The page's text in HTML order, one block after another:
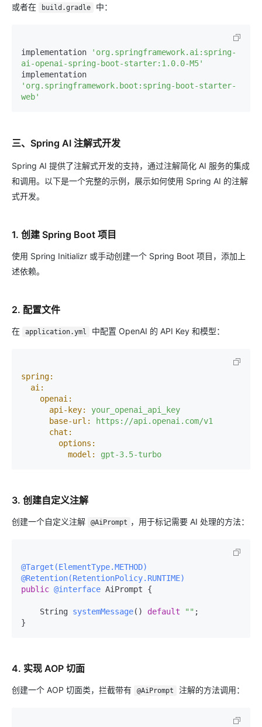
或者在 build.gradle 中：
implementation
'org.springframework.ai:spring-
ai-openai-spring-boot-starter:1.0.0-M5'
'org.springframework.boot:spring-boot-starter-
web'
三、Spring AI 注解式开发
Spring AI 提供了注解式开发的支持，通过注解简化 AI 服务的集成
和调用。以下是一个完整的示例，展示如何使用 Spring AI 的注解
式开发。
1. 创建 Spring Boot 项目
使用 Spring Initializr 或手动创建一个 Spring Boot 项目，添加上
述依赖。
2. 配置文件
在 application.yml 中配置 OpenAI 的 API Key 和模型：
spring:
ai:
openai:
api-key:
your_openai_api_key
base-url:
https://api.openai.com/v1
chat:
options:
model:
gpt-3.5-turbo
3. 创建自定义注解
创建一个自定义注解 @AiPrompt ，用于标记需要 AI 处理的方法：
@Target(ElementType.METHOD)
@Retention(RetentionPolicy.RUNTIME)
public @interface AiPrompt {
    String
systemMessage() default "" ;
4. 实现 AOP 切面
创建一个 AOP 切面类，拦截带有 @AiPrompt 注解的方法调用：